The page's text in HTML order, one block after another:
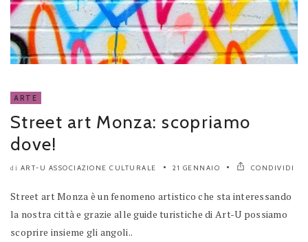
ARTE
Street art Monza: scopriamo
dove!
di ART-U ASSOCIAZIONE CULTURALE 21 GENNAIO CONDIVIDI
Street art Monza è un fenomeno artistico che sta interessando
la nostra città e grazie alle guide turistiche di Art-U possiamo
scoprire insieme gli angoli..